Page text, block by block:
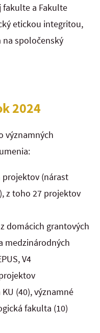
fakulte a Fakulte
etickou integritou,
spoločenský
2024
významných
projektov (nárast
z toho 27 projektov
domácich grantových
a medzinárodných
V4
(40), významné
fakulta (10)